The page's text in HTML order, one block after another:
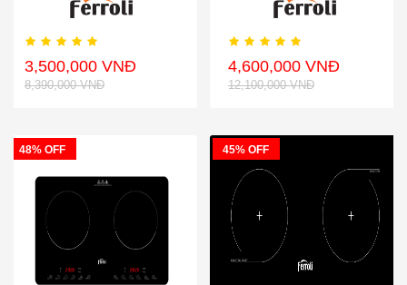
3,500,000 VNĐ
8,390,000 VNĐ
4,600,000 VNĐ
12,100,000 VNĐ
48% OFF 45% OFF